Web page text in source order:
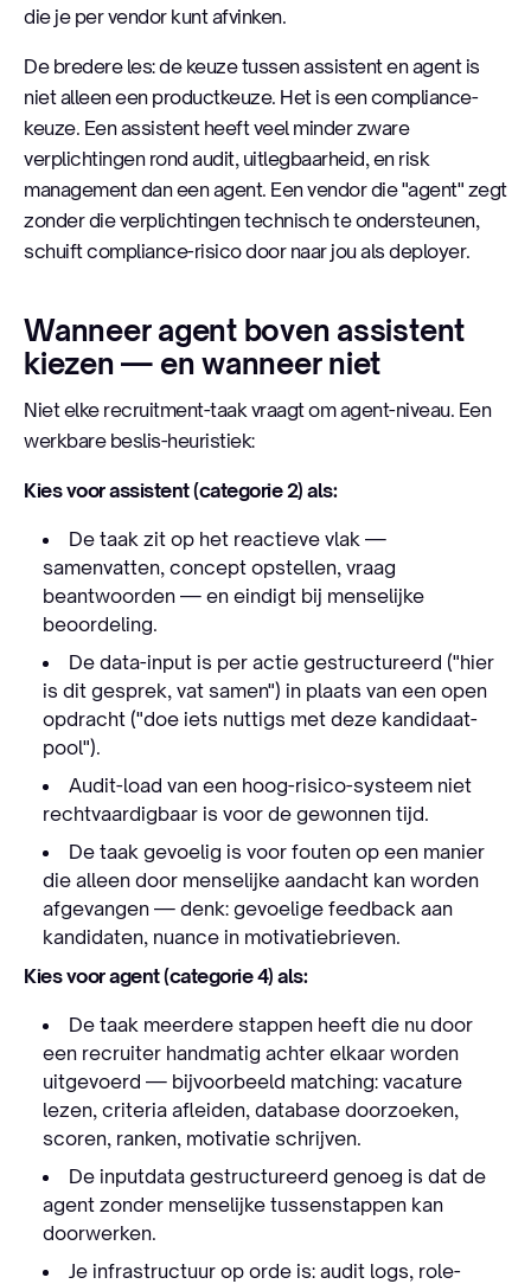
die je per vendor kunt afvinken.
De bredere les: de keuze tussen assistent en agent is
niet alleen een productkeuze. Het is een compliance-
keuze. Een assistent heeft veel minder zware
verplichtingen rond audit, uitlegbaarheid, en risk
management dan een agent. Een vendor die "agent" zegt
zonder die verplichtingen technisch te ondersteunen,
schuift compliance-risico door naar jou als deployer.
Wanneer agent boven assistent
kiezen — en wanneer niet
Niet elke recruitment-taak vraagt om agent-niveau. Een
werkbare beslis-heuristiek:
Kies voor assistent (categorie 2) als:
De taak zit op het reactieve vlak —
samenvatten, concept opstellen, vraag
beantwoorden — en eindigt bij menselijke
beoordeling.
De data-input is per actie gestructureerd ("hier
is dit gesprek, vat samen") in plaats van een open
opdracht ("doe iets nuttigs met deze kandidaat-
pool").
Audit-load van een hoog-risico-systeem niet
rechtvaardigbaar is voor de gewonnen tijd.
De taak gevoelig is voor fouten op een manier
die alleen door menselijke aandacht kan worden
afgevangen — denk: gevoelige feedback aan
kandidaten, nuance in motivatiebrieven.
Kies voor agent (categorie 4) als:
De taak meerdere stappen heeft die nu door
een recruiter handmatig achter elkaar worden
uitgevoerd — bijvoorbeeld matching: vacature
lezen, criteria afleiden, database doorzoeken,
scoren, ranken, motivatie schrijven.
De inputdata gestructureerd genoeg is dat de
agent zonder menselijke tussenstappen kan
doorwerken.
Je infrastructuur op orde is: audit logs, role-